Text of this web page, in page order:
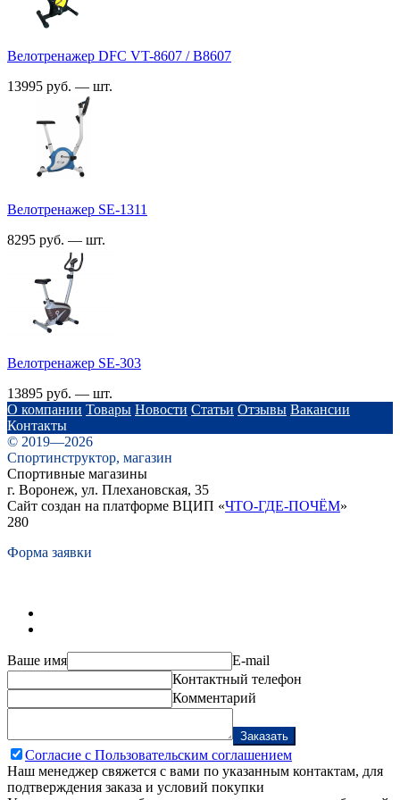
Велотренажер DFC VT-8607 / B8607
13995 руб. — шт.
Велотренажер SE-1311
8295 руб. — шт.
Велотренажер SE-303
13895 руб. — шт.
О компании Товары Новости Статьи Отзывы Вакансии
Контакты
© 2019—2026
Спортинструктор, магазин
Спортивные магазины
г. Воронеж, ул. Плехановская, 35
Сайт создан на платформе ВЦИП «ЧТО-ГДЕ-ПОЧЁМ»
280
Форма заявки
Ваше имя
E-mail
Контактный телефон
Комментарий
Заказать
Согласие с Пользовательским соглашением
Наш менеджер свяжется с вами по указанным контактам, для
подтверждения заказа и условий покупки